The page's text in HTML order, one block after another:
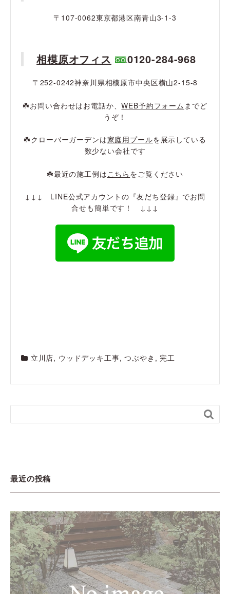
〒107-0062東京都港区南青山3-1-3
相模原オフィス 0120-284-968
〒252-0242神奈川県相模原市中央区横山2-15-8
☘️お問い合わせはお電話か、WEB予約フォーム までど
うぞ！
☘️クローバーガーデンは家庭用プールを展示している
数少ない会社です
☘️最近の施工例は こちら をご覧ください
↓↓↓ LINE公式アカウントの『友だち登録』でお問
合せも簡単です！ ↓↓↓
立川店, ウッドデッキ工事,つぶやき , 完工

最近の投稿